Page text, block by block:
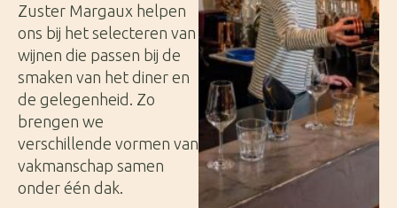
Zuster Margaux helpen
ons bij het selecteren van
wijnen die passen bij de
smaken van het diner en
de gelegenheid. Zo
brengen we
verschillende vormen van
vakmanschap samen
onder één dak.